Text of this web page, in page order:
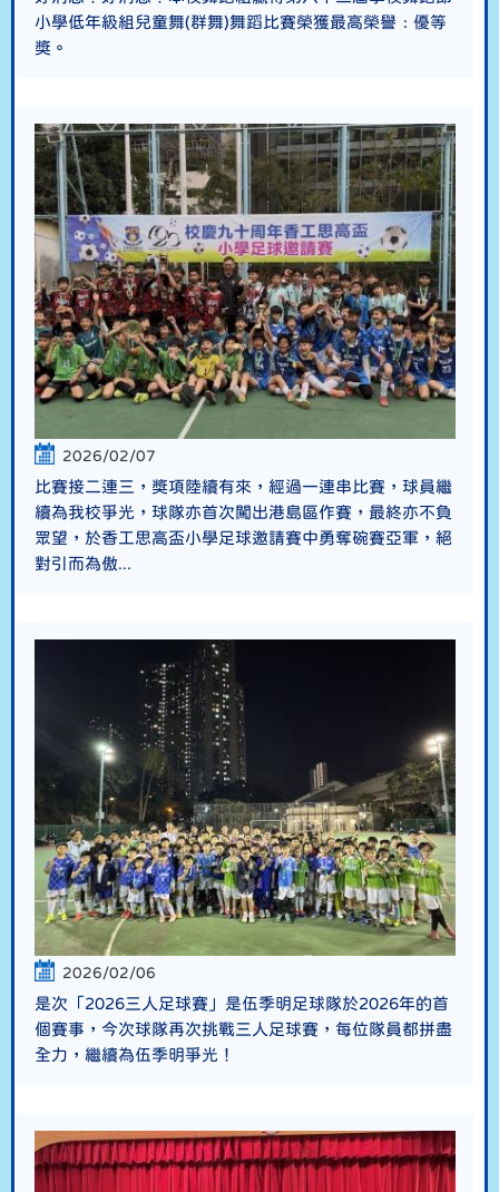
小學低年級組兒童舞(群舞)舞蹈比賽榮獲最高榮譽﹕優等
獎。
2026/02/07
比賽接二連三，獎項陸續有來，經過一連串比賽，球員繼
續為我校爭光，球隊亦首次闖出港島區作賽，最終亦不負
眾望，於香工思高盃小學足球邀請賽中勇奪碗賽亞軍，絕
對引而為傲...
2026/02/06
是次「2026三人足球賽」是伍季明足球隊於2026年的首
個賽事，今次球隊再次挑戰三人足球賽，每位隊員都拼盡
全力，繼續為伍季明爭光！